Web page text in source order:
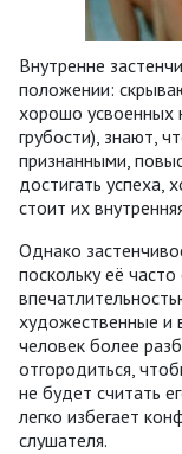
Внутренне
положении:
хорошо усвоенных
грубости), знают,
признанными,
достигать успеха,
стоит их
Однако
поскольку её
художественные и
человек более
отгородиться,
не будет считать
легко избегает
слушателя.